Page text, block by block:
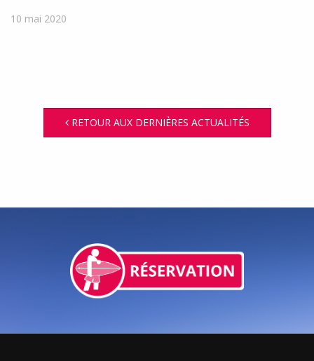
10 mai 2020
RETOUR AUX DERNIÈRES ACTUALITÉS